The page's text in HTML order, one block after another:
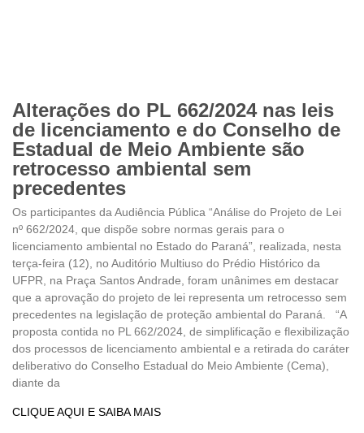
Alterações do PL 662/2024 nas leis
de licenciamento e do Conselho de
Estadual de Meio Ambiente são
retrocesso ambiental sem
precedentes
Os participantes da Audiência Pública “Análise do Projeto de Lei
nº 662/2024, que dispõe sobre normas gerais para o
licenciamento ambiental no Estado do Paraná”, realizada, nesta
terça-feira (12), no Auditório Multiuso do Prédio Histórico da
UFPR, na Praça Santos Andrade, foram unânimes em destacar
que a aprovação do projeto de lei representa um retrocesso sem
precedentes na legislação de proteção ambiental do Paraná. “A
proposta contida no PL 662/2024, de simplificação e flexibilização
dos processos de licenciamento ambiental e a retirada do caráter
deliberativo do Conselho Estadual do Meio Ambiente (Cema),
diante da
CLIQUE AQUI E SAIBA MAIS